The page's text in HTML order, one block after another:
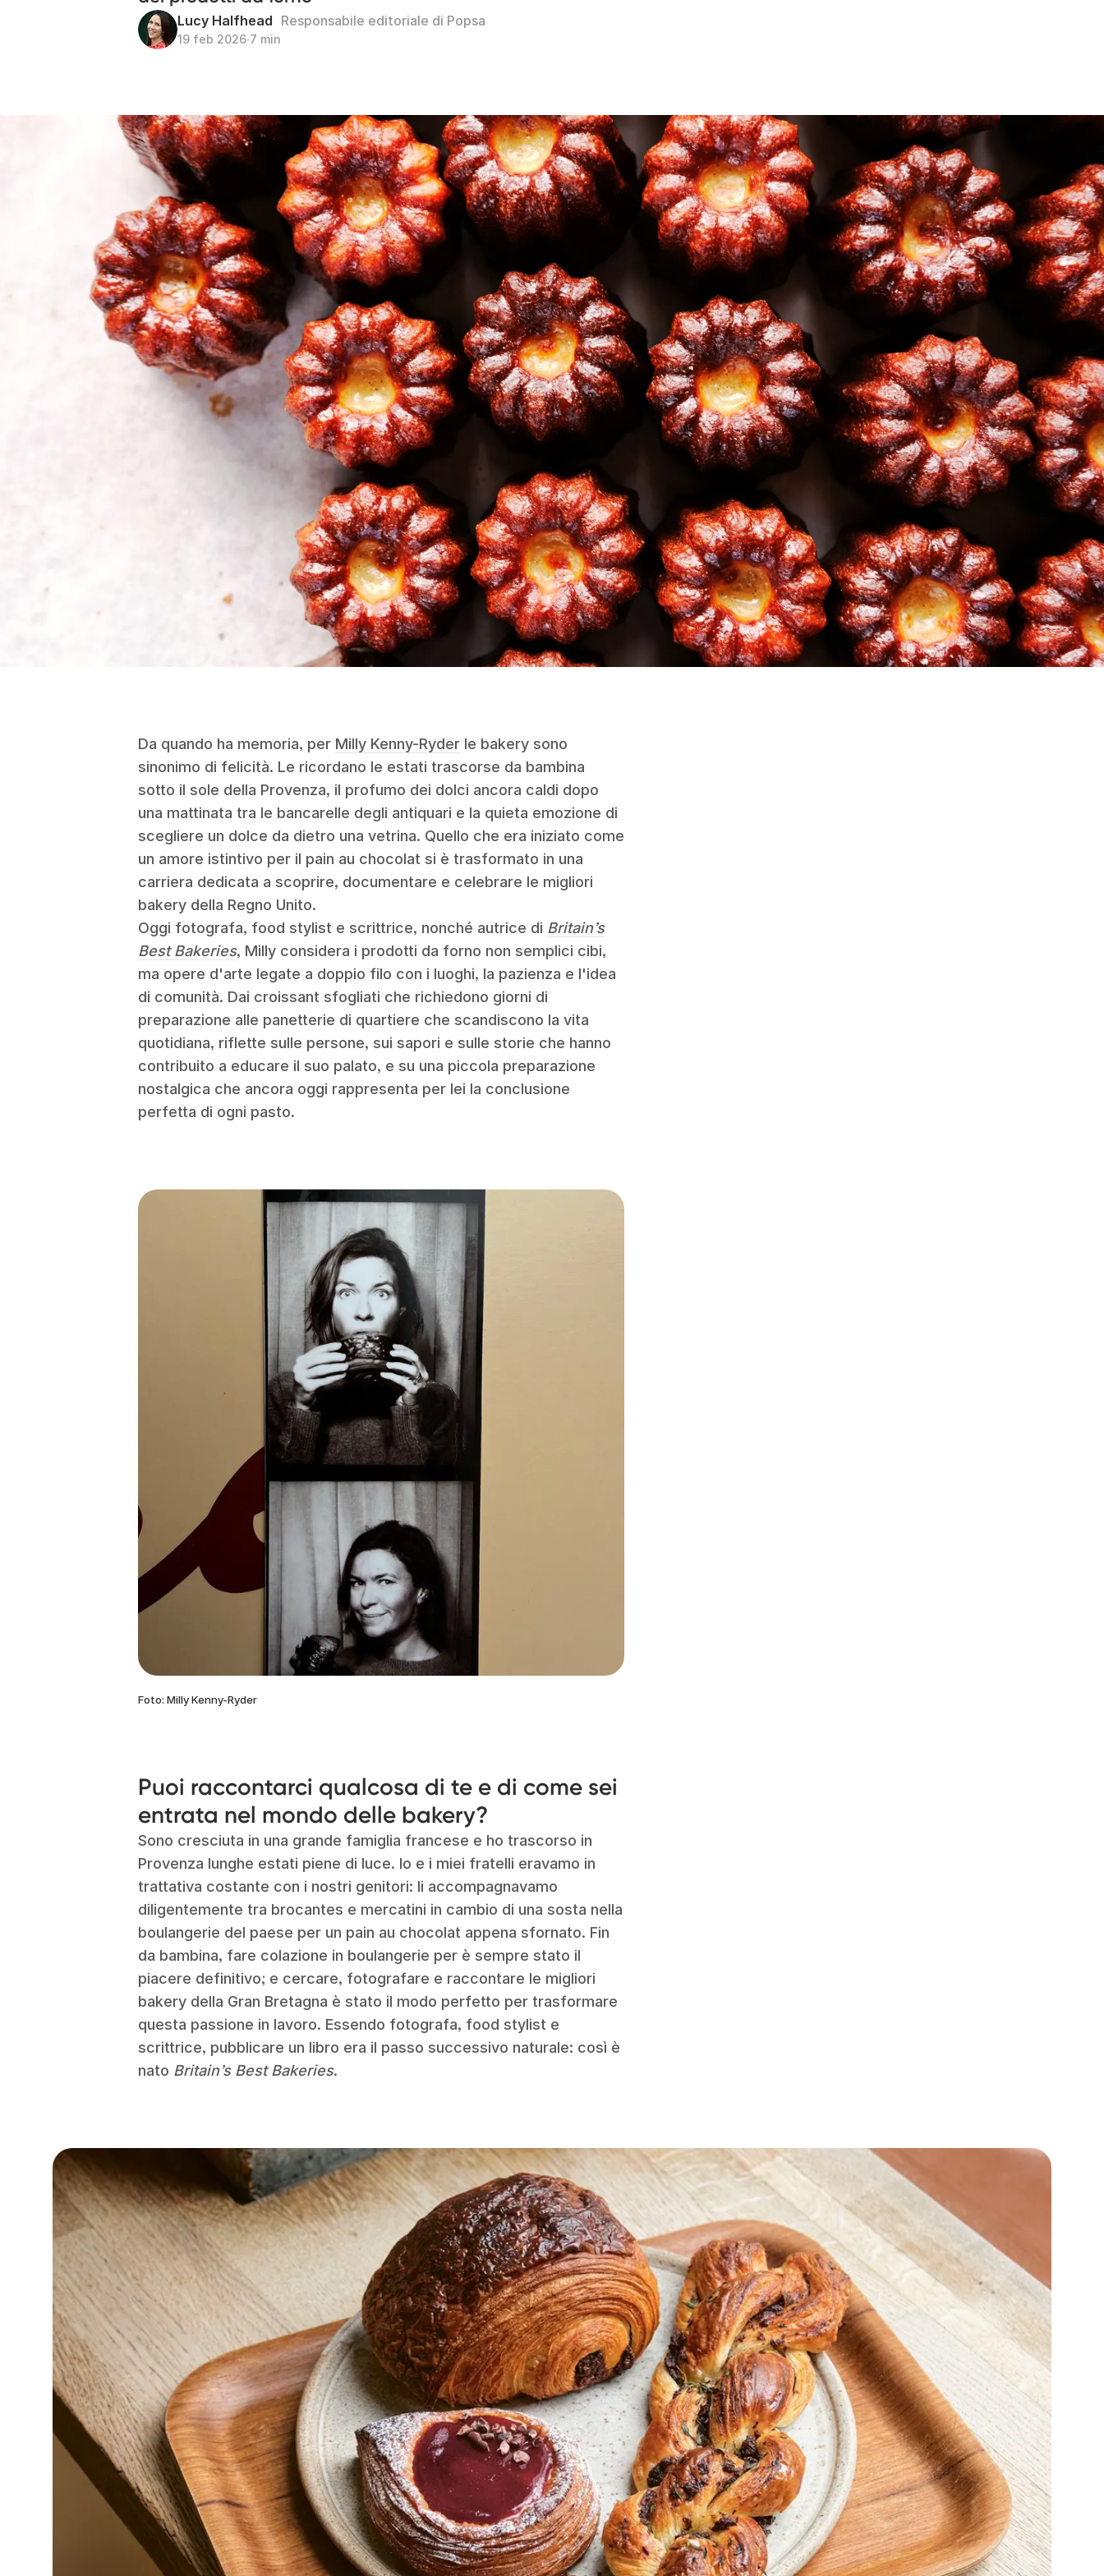
Lucy Halfhead Responsabile editoriale di Popsa
19 feb 2026∙7 min
Da quando ha memoria, per Milly Kenny-Ryder le bakery sono
sinonimo di felicità. Le ricordano le estati trascorse da bambina
sotto il sole della Provenza, il profumo dei dolci ancora caldi dopo
una mattinata tra le bancarelle degli antiquari e la quieta emozione di
scegliere un dolce da dietro una vetrina. Quello che era iniziato come
un amore istintivo per il pain au chocolat si è trasformato in una
carriera dedicata a scoprire, documentare e celebrare le migliori
bakery della Regno Unito.
Oggi fotografa, food stylist e scrittrice, nonché autrice di Britain’s
Best Bakeries, Milly considera i prodotti da forno non semplici cibi,
ma opere d'arte legate a doppio filo con i luoghi, la pazienza e l'idea
di comunità. Dai croissant sfogliati che richiedono giorni di
preparazione alle panetterie di quartiere che scandiscono la vita
quotidiana, riflette sulle persone, sui sapori e sulle storie che hanno
contribuito a educare il suo palato, e su una piccola preparazione
nostalgica che ancora oggi rappresenta per lei la conclusione
perfetta di ogni pasto.
Foto: Milly Kenny-Ryder
Puoi raccontarci qualcosa di te e di come sei
entrata nel mondo delle bakery?
Sono cresciuta in una grande famiglia francese e ho trascorso in
Provenza lunghe estati piene di luce. Io e i miei fratelli eravamo in
trattativa costante con i nostri genitori: li accompagnavamo
diligentemente tra brocantes e mercatini in cambio di una sosta nella
boulangerie del paese per un pain au chocolat appena sfornato. Fin
da bambina, fare colazione in boulangerie per è sempre stato il
piacere definitivo; e cercare, fotografare e raccontare le migliori
bakery della Gran Bretagna è stato il modo perfetto per trasformare
questa passione in lavoro. Essendo fotografa, food stylist e
scrittrice, pubblicare un libro era il passo successivo naturale: così è
nato Britain’s Best Bakeries.